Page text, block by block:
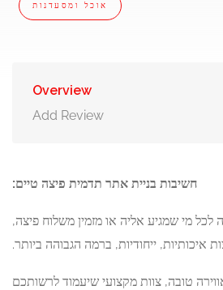
אוכל ומסעדנות
Overview
Add Review
בניית אתר תדמית פיצה טיים:
אליה או מזמין משלוח פיצה,
ייחודיות, ברמה הגבוהה ביותר.
צוות מקצועי שיעמוד לרשותכם